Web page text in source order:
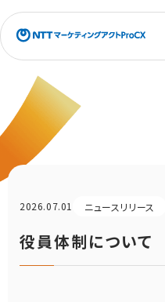
NTTマーケティングアクト
2026.07.01 ニュースリリース
役員体制について